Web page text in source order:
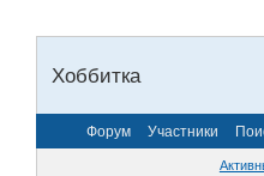
Хоббитка
Форум Участники